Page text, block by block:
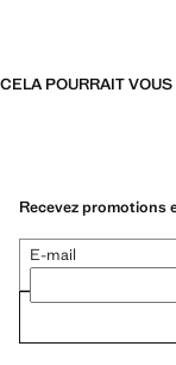
CELA POURRAIT
Recevez promotions
E-mail